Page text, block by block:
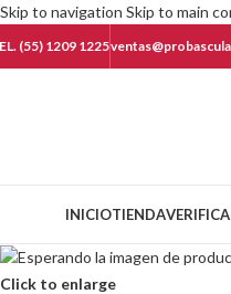
Skip to navigation Skip to main
(55) 1209 1225
INICIOTIENDA
Click to enlarge